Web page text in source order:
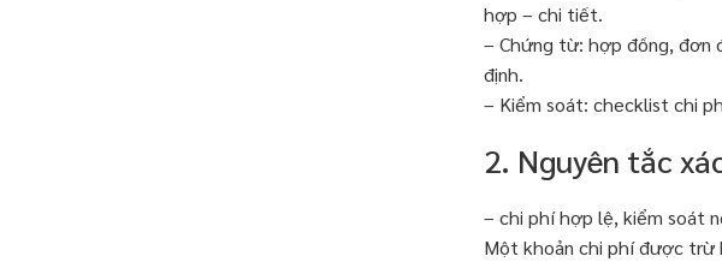
hợp – chi tiết.
– Chứng từ: hợp đồng, đơn
định.
– Kiểm soát: checklist chi
2. Nguyên tắc
– chi phí hợp lệ, kiểm soát
Một khoản chi phí được trừ